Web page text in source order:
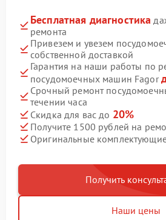
Бесплатная диагностика
ремонта
Привезем и увезем
собственной доставкой
Гарантия на наши работы по
посудомоечных машин Fagor
Срочный ремонт
течении часа
Скидка для вас до 20%
Получите 1500 рублей на
Оригинальные
Получить
Наши цены